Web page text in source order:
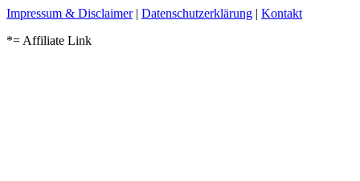
Impressum & Disclaimer| Datenschutzerklärung | Kontakt
*= Affiliate Link